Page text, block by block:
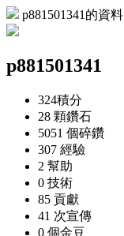
p881501341的資料
p881501341
324積分
28 顆鑽石
5051 個碎鑽
307 經驗
2 幫助
0 技術
85 貢獻
41 次宣傳
0 個金豆